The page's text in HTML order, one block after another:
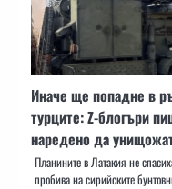
Иначе ще попадне в
турците: Z-блогъри
наредено да
Планините в Латакия не
пробива на сирийските